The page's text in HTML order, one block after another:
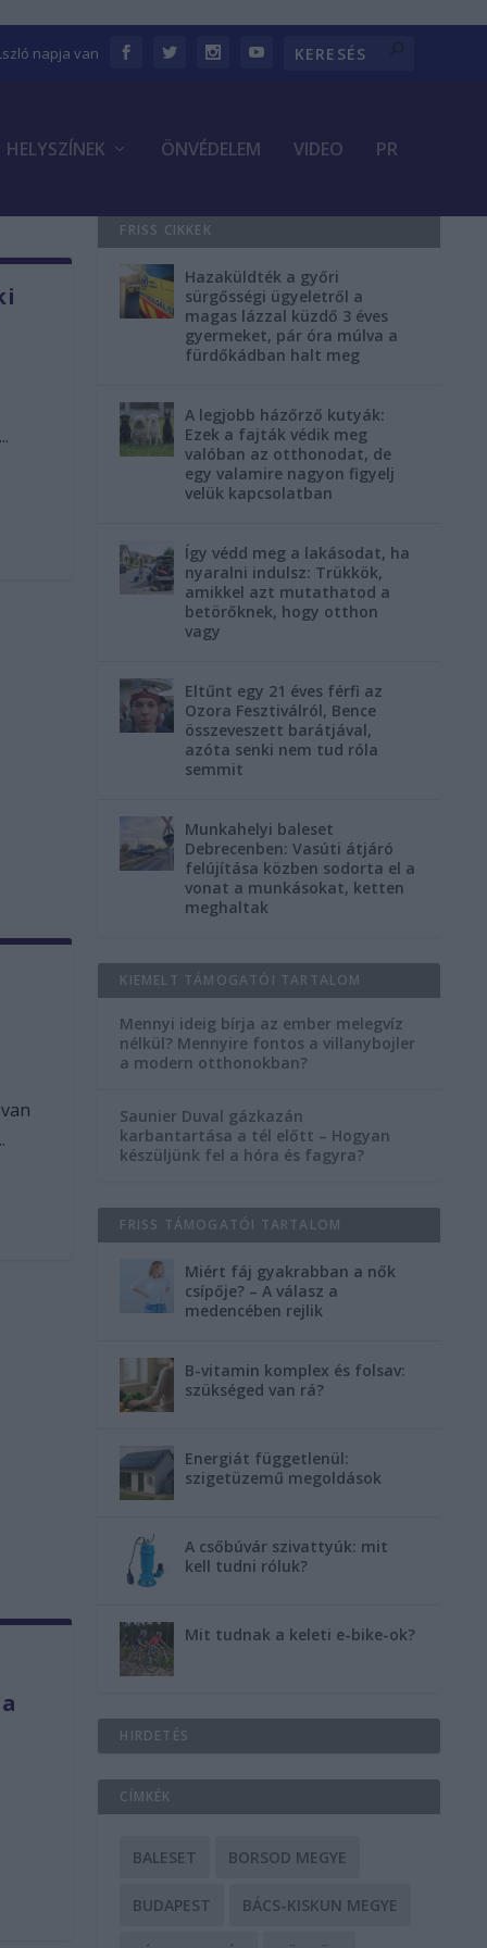
napja van
HELYSZÍNEK ÖNVÉDELEM VIDEO PR
FRISS CIKKEK
Hazaküldték a győri
sürgősségi ügyeletről a
magas lázzal küzdő 3 éves
gyermeket, pár óra múlva a
fürdőkádban halt meg
A legjobb házőrző kutyák:
Ezek a fajták védik meg
valóban az otthonodat, de
egy valamire nagyon figyelj
velük kapcsolatban
Így védd meg a lakásodat, ha
nyaralni indulsz: Trükkök,
amikkel azt mutathatod a
betörőknek, hogy otthon
vagy
Eltűnt egy 21 éves férfi az
Ozora Fesztiválról, Bence
összeveszett barátjával,
azóta senki nem tud róla
semmit
Munkahelyi baleset
Debrecenben: Vasúti átjáró
felújítása közben sodorta el a
vonat a munkásokat, ketten
meghaltak
KIEMELT TÁMOGATÓI TARTALOM
Mennyi ideig bírja az ember melegvíz
nélkül? Mennyire fontos a villanybojler
a modern otthonokban?
Saunier Duval gázkazán
karbantartása a tél előtt – Hogyan
készüljünk fel a hóra és fagyra?
FRISS TÁMOGATÓI TARTALOM
Miért fáj gyakrabban a nők
csípője? – A válasz a
medencében rejlik
B-vitamin komplex és folsav:
szükséged van rá?
Energiát függetlenül:
szigetüzemű megoldások
A csőbúvár szivattyúk: mit
kell tudni róluk?
Mit tudnak a keleti e-bike-ok?
HIRDETÉS
CÍMKÉK
BALESET BORSOD MEGYE
BUDAPEST BÁCS-KISKUN MEGYE